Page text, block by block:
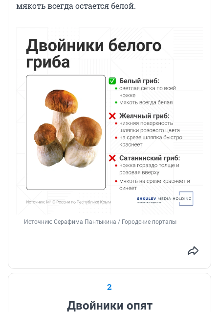
мякоть всегда остается белой.
Источник: Серафима Пантыкина / Городские порталы
2
Двойники опят